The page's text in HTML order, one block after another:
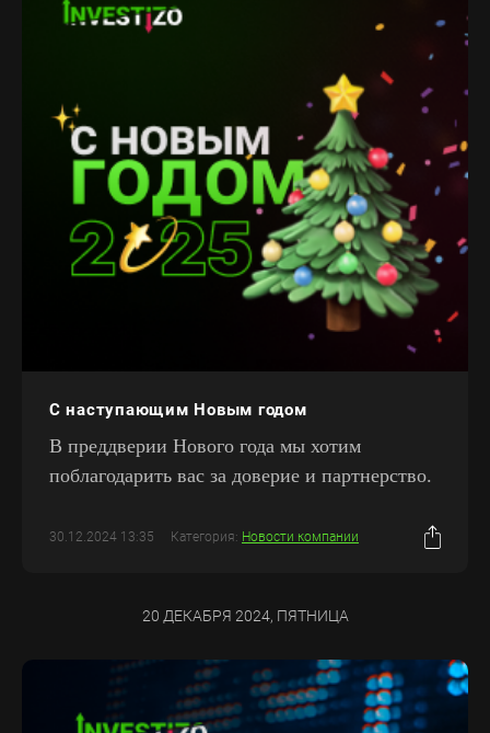
С наступающим Новым годом
В преддверии Нового года мы хотим
поблагодарить вас за доверие и партнерство.
30.12.2024 13:35 Категория: Новости компании
20 ДЕКАБРЯ 2024, ПЯТНИЦА